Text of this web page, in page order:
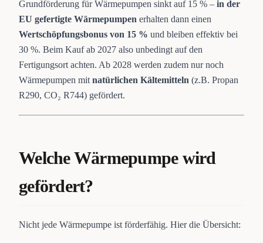
Grundförderung für Wärmepumpen sinkt auf 15 % – in der
EU gefertigte Wärmepumpen erhalten dann einen
Wertschöpfungsbonus von 15 % und bleiben effektiv bei
30 %. Beim Kauf ab 2027 also unbedingt auf den
Fertigungsort achten. Ab 2028 werden zudem nur noch
Wärmepumpen mit natürlichen Kältemitteln (z.B. Propan
R290, CO₂ R744) gefördert.
Welche Wärmepumpe wird
gefördert?
Nicht jede Wärmepumpe ist förderfähig. Hier die Übersicht: